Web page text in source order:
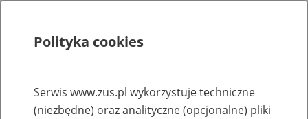
Rejestry, ewidencje i archiwa
Polityka cookies
Serwis www.zus.pl wykorzystuje techniczne
(niezbędne) oraz analityczne (opcjonalne) pliki